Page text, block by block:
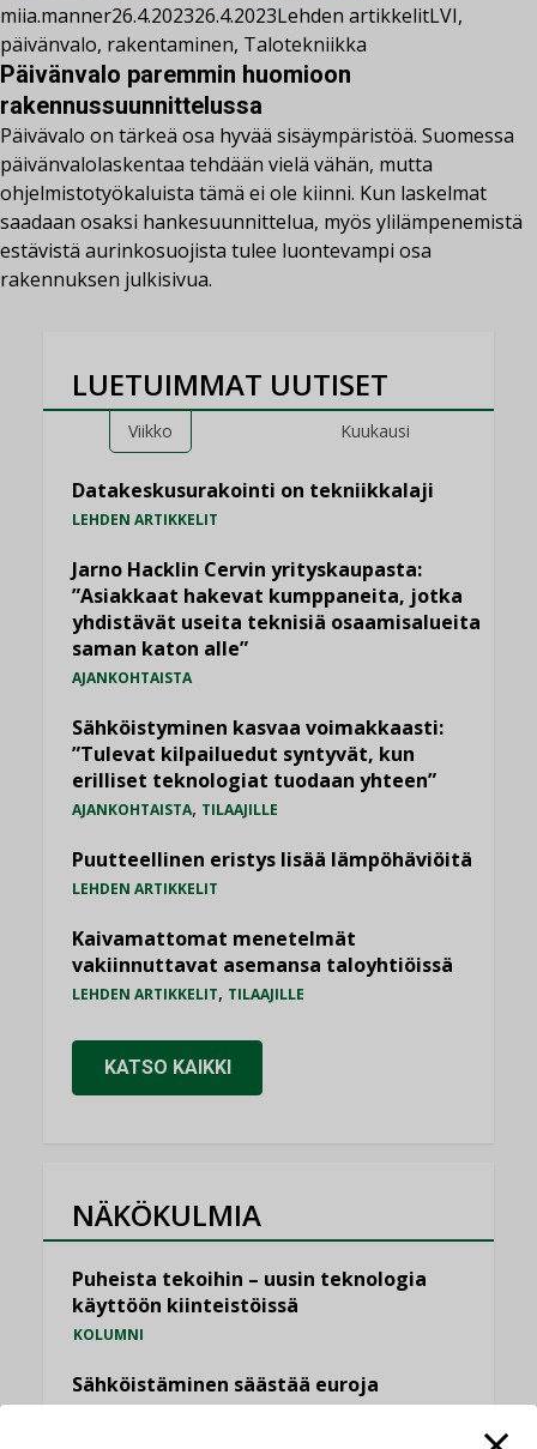
miia.manner26.4.202326.4.2023Lehden artikkelitLVI,
päivänvalo, rakentaminen, Talotekniikka
Päivänvalo paremmin huomioon
rakennussuunnittelussa
Päivävalo on tärkeä osa hyvää sisäympäristöä. Suomessa
päivänvalolaskentaa tehdään vielä vähän, mutta
ohjelmistotyökaluista tämä ei ole kiinni. Kun laskelmat
saadaan osaksi hankesuunnittelua, myös ylilämpenemistä
estävistä aurinkosuojista tulee luontevampi osa
rakennuksen julkisivua.
LUETUIMMAT UUTISET
Viikko Kuukausi
Datakeskusurakointi on tekniikkalaji
LEHDEN ARTIKKELIT
Jarno Hacklin Cervin yrityskaupasta:
”Asiakkaat hakevat kumppaneita, jotka
yhdistävät useita teknisiä osaamisalueita
saman katon alle”
AJANKOHTAISTA
Sähköistyminen kasvaa voimakkaasti:
”Tulevat kilpailuedut syntyvät, kun
erilliset teknologiat tuodaan yhteen”
AJANKOHTAISTA, TILAAJILLE
Puutteellinen eristys lisää lämpöhäviöitä
LEHDEN ARTIKKELIT
Kaivamattomat menetelmät
vakiinnuttavat asemansa taloyhtiöissä
LEHDEN ARTIKKELIT, TILAAJILLE
KATSO KAIKKI
NÄKÖKULMIA
Puheista tekoihin – uusin teknologia
käyttöön kiinteistöissä
KOLUMNI
Sähköistäminen säästää euroja